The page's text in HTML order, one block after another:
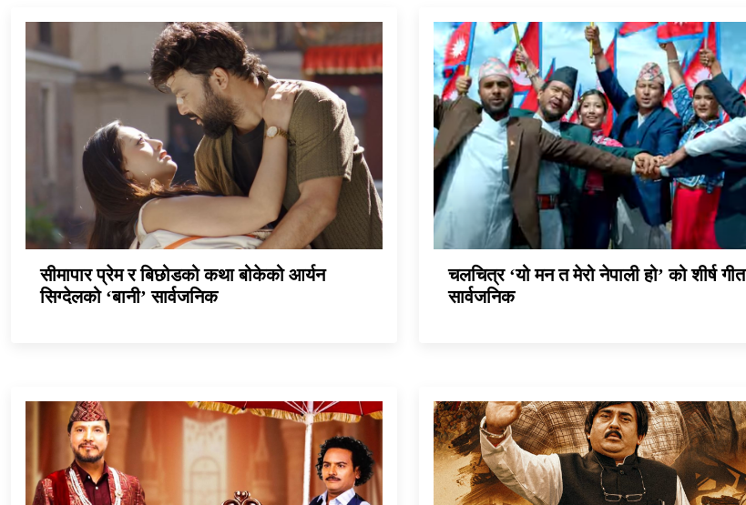
सीमापार प्रेम र बिछोडको कथा बोकेको आर्यन
सिग्देलको ‘बानी’ सार्वजनिक
चलचित्र ‘यो मन त मेरो नेपाली हो’ को शीर्ष गीत
सार्वजनिक